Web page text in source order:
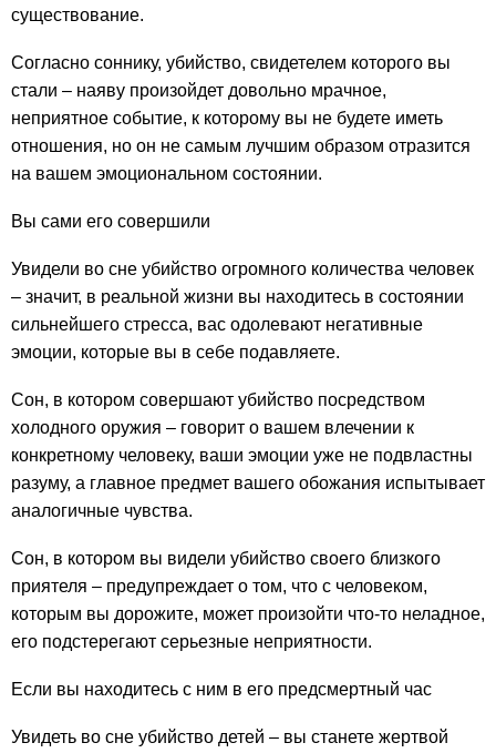
существование.
Согласно соннику, убийство, свидетелем которого вы
стали – наяву произойдет довольно мрачное,
неприятное событие, к которому вы не будете иметь
отношения, но он не самым лучшим образом отразится
на вашем эмоциональном состоянии.
Вы сами его совершили
Увидели во сне убийство огромного количества человек
– значит, в реальной жизни вы находитесь в состоянии
сильнейшего стресса, вас одолевают негативные
эмоции, которые вы в себе подавляете.
Сон, в котором совершают убийство посредством
холодного оружия – говорит о вашем влечении к
конкретному человеку, ваши эмоции уже не подвластны
разуму, а главное предмет вашего обожания испытывает
аналогичные чувства.
Сон, в котором вы видели убийство своего близкого
приятеля – предупреждает о том, что с человеком,
которым вы дорожите, может произойти что-то неладное,
его подстерегают серьезные неприятности.
Если вы находитесь с ним в его предсмертный час
Увидеть во сне убийство детей – вы станете жертвой